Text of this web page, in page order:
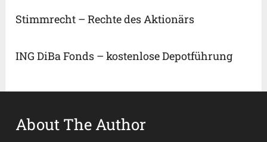
Stimmrecht – Rechte des Aktionärs
ING DiBa Fonds – kostenlose Depotführung
About The Author